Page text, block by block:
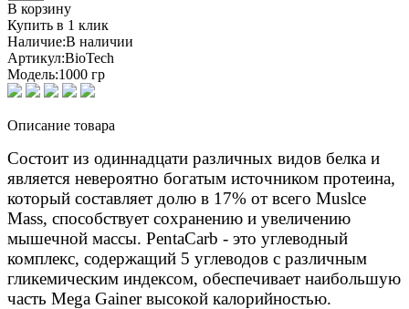
В корзину
Купить в 1 клик
Наличие:В наличии
Артикул:BioTech
Модель:1000 гр
Описание товара
Состоит из одиннадцати различных видов белка и
является невероятно богатым источником протеина,
который составляет долю в 17% от всего Muslce
Mass, способствует сохранению и увеличению
мышечной массы. PentaCarb - это углеводный
комплекс, содержащий 5 углеводов с различным
гликемическим индексом, обеспечивает наибольшую
часть Mega Gainer высокой калорийностью.